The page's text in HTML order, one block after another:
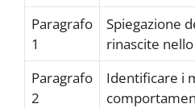
Paragrafo
1
Spiegazione
rinascite
Paragrafo
2
Identificare i